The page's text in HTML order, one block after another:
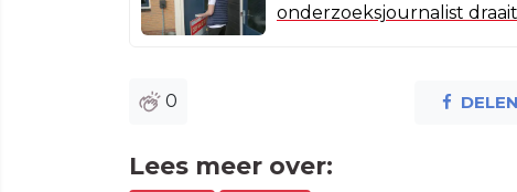
onderzoeksjournalist
0
Lees meer over: